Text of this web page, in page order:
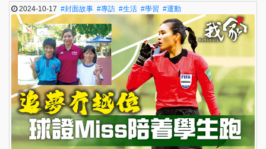
2024-10-17#封面故事 #專訪 #生活 #學習 #運動